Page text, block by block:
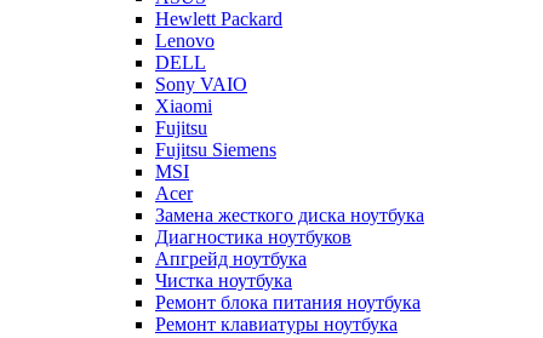
Hewlett Packard
Lenovo
DELL
Sony VAIO
Xiaomi
Fujitsu
Fujitsu Siemens
MSI
Acer
Замена жесткого диска ноутбука
Диагностика ноутбуков
Апгрейд ноутбука
Чистка ноутбука
Ремонт блока питания ноутбука
Ремонт клавиатуры ноутбука